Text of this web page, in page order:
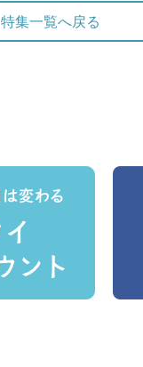
特集一覧へ戻る